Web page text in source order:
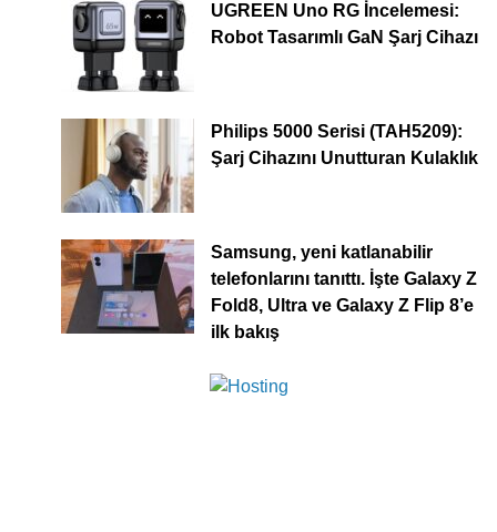
UGREEN Uno RG İncelemesi:
Robot Tasarımlı GaN Şarj Cihazı
Philips 5000 Serisi (TAH5209):
Şarj Cihazını Unutturan Kulaklık
Samsung, yeni katlanabilir
telefonlarını tanıttı. İşte Galaxy Z
Fold8, Ultra ve Galaxy Z Flip 8’e
ilk bakış